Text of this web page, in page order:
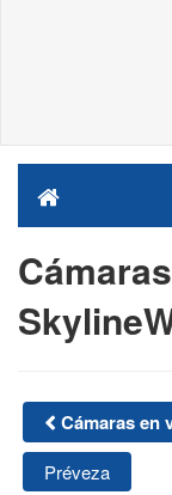
Cámaras en
Préveza